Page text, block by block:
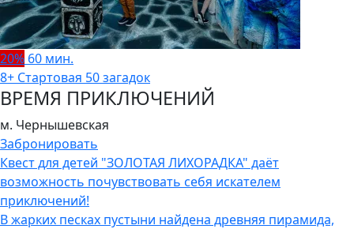
20% 60 мин.
8+ Стартовая 50 загадок
ВРЕМЯ ПРИКЛЮЧЕНИЙ
м. Чернышевская
Забронировать
Квест для детей "ЗОЛОТАЯ ЛИХОРАДКА" даёт
возможность почувствовать себя искателем
приключений!
В жарких песках пустыни найдена древняя пирамида,